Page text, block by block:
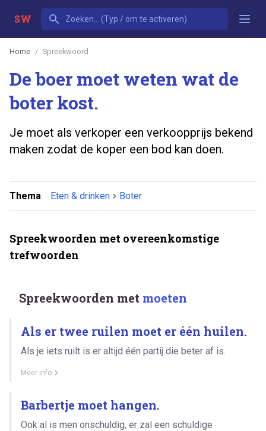
SW
Home Spreekwoord
De boer moet weten wat de
boter kost.
Je moet als verkoper een verkoopprijs bekend
maken zodat de koper een bod kan doen.
Thema Eten & drinken Boter
Spreekwoorden met overeenkomstige
trefwoorden
Spreekwoorden met moeten
Als er twee ruilen moet er één huilen.
Als je iets ruilt is er altijd één partij die beter af is.
Meer info
Barbertje moet hangen.
Ook al is men onschuldig, er zal een schuldige